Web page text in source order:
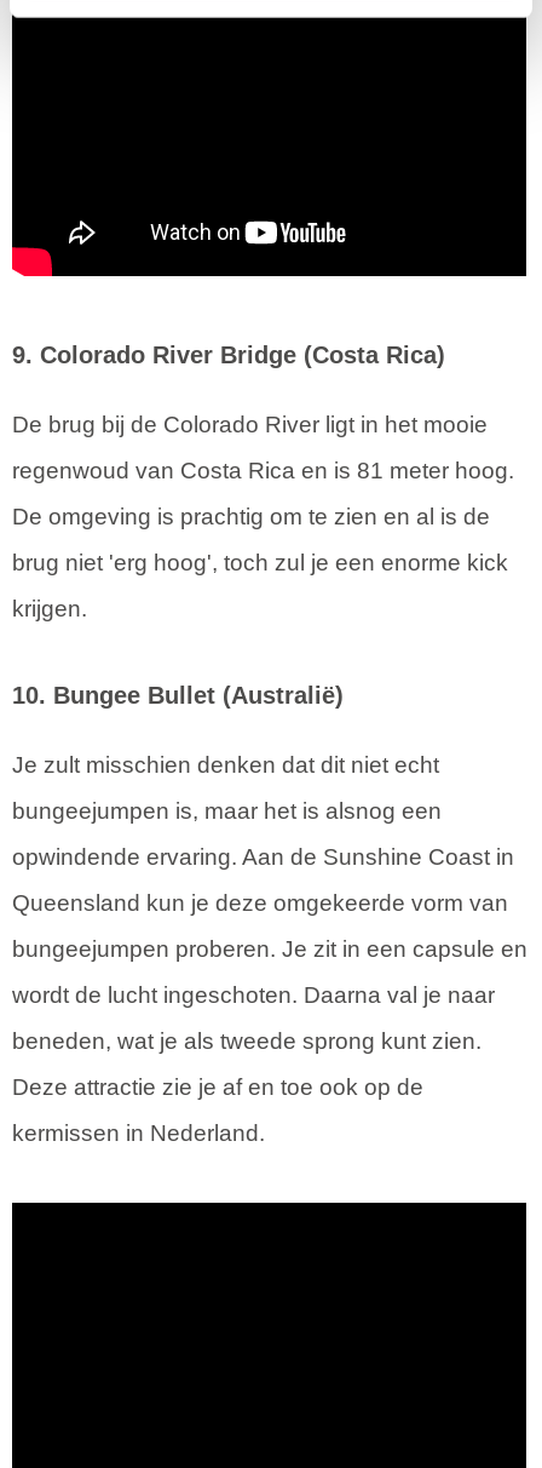
9. Colorado River Bridge (Costa Rica)
De brug bij de Colorado River ligt in het mooie
regenwoud van Costa Rica en is 81 meter hoog.
De omgeving is prachtig om te zien en al is de
brug niet 'erg hoog', toch zul je een enorme kick
krijgen.
10. Bungee Bullet (Australië)
Je zult misschien denken dat dit niet echt
bungeejumpen is, maar het is alsnog een
opwindende ervaring. Aan de Sunshine Coast in
Queensland kun je deze omgekeerde vorm van
bungeejumpen proberen. Je zit in een capsule en
wordt de lucht ingeschoten. Daarna val je naar
beneden, wat je als tweede sprong kunt zien.
Deze attractie zie je af en toe ook op de
kermissen in Nederland.